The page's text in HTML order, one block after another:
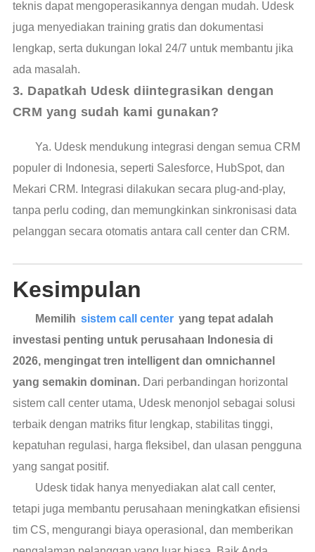
teknis dapat mengoperasikannya dengan mudah. Udesk
juga menyediakan training gratis dan dokumentasi
lengkap, serta dukungan lokal 24/7 untuk membantu jika
ada masalah.
3. Dapatkah Udesk diintegrasikan dengan
CRM yang sudah kami gunakan?
Ya. Udesk mendukung integrasi dengan semua CRM
populer di Indonesia, seperti Salesforce, HubSpot, dan
Mekari CRM. Integrasi dilakukan secara plug-and-play,
tanpa perlu coding, dan memungkinkan sinkronisasi data
pelanggan secara otomatis antara call center dan CRM.
Kesimpulan
Memilih sistem call center yang tepat adalah
investasi penting untuk perusahaan Indonesia di
2026, mengingat tren intelligent dan omnichannel
yang semakin dominan.Dari perbandingan horizontal
sistem call center utama, Udesk menonjol sebagai solusi
terbaik dengan matriks fitur lengkap, stabilitas tinggi,
kepatuhan regulasi, harga fleksibel, dan ulasan pengguna
yang sangat positif.
Udesk tidak hanya menyediakan alat call center,
tetapi juga membantu perusahaan meningkatkan efisiensi
tim CS, mengurangi biaya operasional, dan memberikan